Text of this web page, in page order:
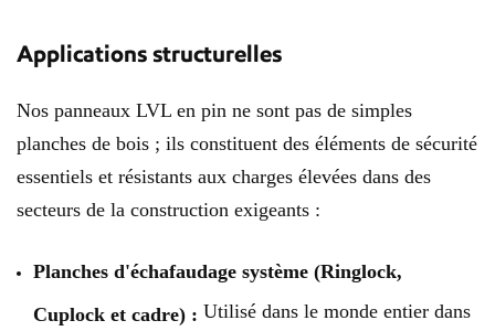
Applications structurelles
Nos panneaux LVL en pin ne sont pas de simples
planches de bois ; ils constituent des éléments de sécurité
essentiels et résistants aux charges élevées dans des
secteurs de la construction exigeants :
Planches d'échafaudage système (Ringlock,
Cuplock et cadre) : Utilisé dans le monde entier dans